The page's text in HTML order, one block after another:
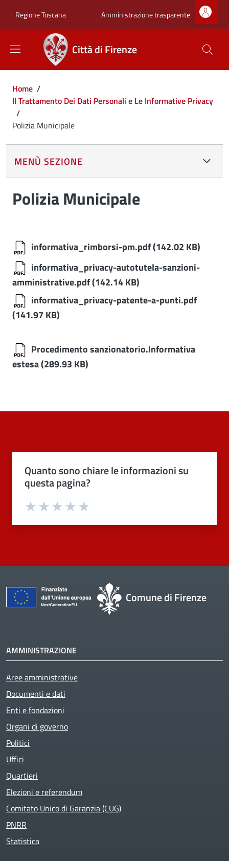
Regione Toscana Zona superiore
Amministrazione trasparente
Città di Firenze
Briciole di pane
Home /
Il Trattamento Dei Dati Personali e Le Informative Privacy
/
Polizia Municipale
MENÙ SEZIONE
Polizia Municipale
informativa_rimborsi-pm.pdf(142.02 KB)
informativa_privacy-autotutela-sanzioni-
amministrative.pdf(142.14 KB)
informativa_privacy-patente-a-punti.pdf
(141.97 KB)
Procedimento sanzionatorio.Informativa
estesa(289.93 KB)
Quanto sono chiare le informazioni su
questa pagina?
Valuta 4 stelle su 5
Valuta 3 stelle su 5
Valuta 2 stelle su 5
Valuta 1 stelle su 5
Comune di Firenze
AMMINISTRAZIONE
Aree amministrative
Documenti e dati
Enti e fondazioni
Organi di governo
Politici
Uffici
Quartieri
Elezioni e referendum
Comitato Unico di Garanzia (CUG)
PNRR
Statistica